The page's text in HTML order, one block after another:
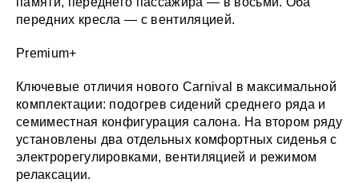
передних кресла — с вентиляцией.
Premium+
Ключевые отличия нового Carnival в максимальной
комплектации: подогрев сидений среднего ряда и
семиместная конфигурация салона. На втором ряду
установлены два отдельных комфортных сиденья с
электрорегулировками, вентиляцией и режимом
релаксации.